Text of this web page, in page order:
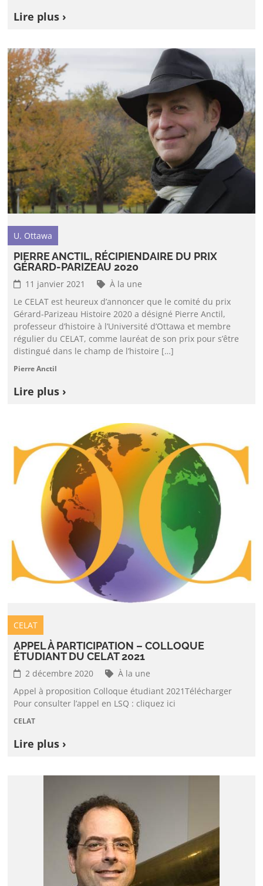
Lire plus ›
U. Ottawa
PIERRE ANCTIL, RÉCIPIENDAIRE DU PRIX
GÉRARD-PARIZEAU 2020
11 janvier 2021
À la une
Le CELAT est heureux d’annoncer que le comité du prix
Gérard-Parizeau Histoire 2020 a désigné Pierre Anctil,
professeur d’histoire à l’Université d’Ottawa et membre
régulier du CELAT, comme lauréat de son prix pour s’être
distingué dans le champ de l’histoire […]
Pierre Anctil
Lire plus ›
CELAT
APPEL À PARTICIPATION – COLLOQUE
ÉTUDIANT DU CELAT 2021
2 décembre 2020
À la une
Appel à proposition Colloque étudiant 2021Télécharger
Pour consulter l’appel en LSQ : cliquez ici
CELAT
Lire plus ›